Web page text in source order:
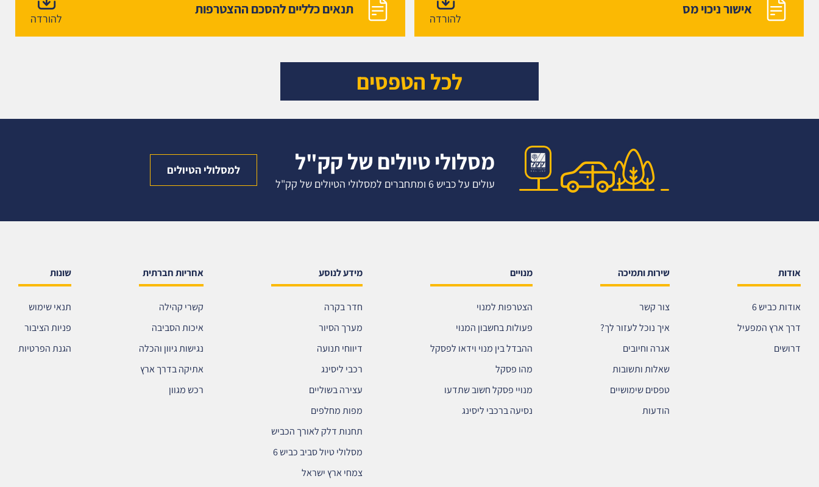
אישור ניכוי מס
להורדה
תנאים כלליים להסכם ההצטרפות
להורדה
לכל הטפסים
מסלולי טיולים של קק"ל
עולים על כביש 6 ומתחברים למסלולי הטיולים של קק"ל
למסלולי הטיולים
אודות
אודות כביש 6
דרך ארץ המפעיל
דרושים
שירות ותמיכה
צור קשר
איך נוכל לעזור לך?
אגרה וחיובים
שאלות ותשובות
טפסים שימושיים
הודעות
מנויים
הצטרפות למנוי
פעולות בחשבון המנוי
ההבדל בין מנוי וידאו לפסקל
מהו פסקל
מנויי פסקל חשוב שתדעו
נסיעה ברכבי ליסינג
מידע לנוסע
חדר בקרה
מערך הסיור
דיווחי תנועה
רכבי ליסינג
עצירה בשוליים
מפות מחלפים
תחנות דלק לאורך הכביש
מסלולי טיול סביב כביש 6
צמחי ארץ ישראל
אחריות חברתית
קשרי קהילה
איכות הסביבה
נגישות גיוון והכלה
אתיקה בדרך ארץ
רכש מגוון
שונות
תנאי שימוש
פניות הציבור
הגנת הפרטיות